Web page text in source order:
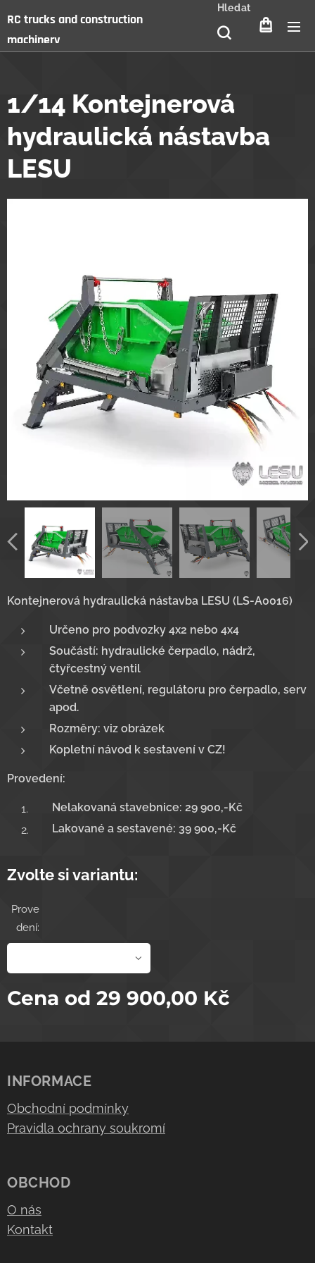
RC trucks and construction
machinery
Hledat
1/14 Kontejnerová
hydraulická nástavba
LESU
Kontejnerová hydraulická nástavba LESU (LS-A0016)
Určeno pro podvozky 4x2 nebo 4x4
Součástí: hydraulické čerpadlo, nádrž,
čtyřcestný ventil
Včetně osvětlení, regulátoru pro čerpadlo, serv
apod.
Rozměry: viz obrázek
Kopletní návod k sestavení v CZ!
Provedení:
Nelakovaná stavebnice: 29 900,-Kč
Lakované a sestavené: 39 900,-Kč
Zvolte si variantu:
Prove
dení:
Cena od 29 900,00 Kč
INFORMACE
Obchodní podmínky
Pravidla ochrany soukromí
OBCHOD
O nás
Kontakt